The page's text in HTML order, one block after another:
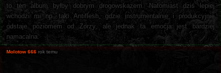
to ten album byłby dobrym drogowskazem. Natomiast dziś lepiej
wchodzi mi np. taki Antiflesh, gdzie instrumentalnie i produkcyjnie
odstaje poziomem od Zorzy, ale jednak ta emocja jest bardziej
namacalna.
Molotow 666 rok temu